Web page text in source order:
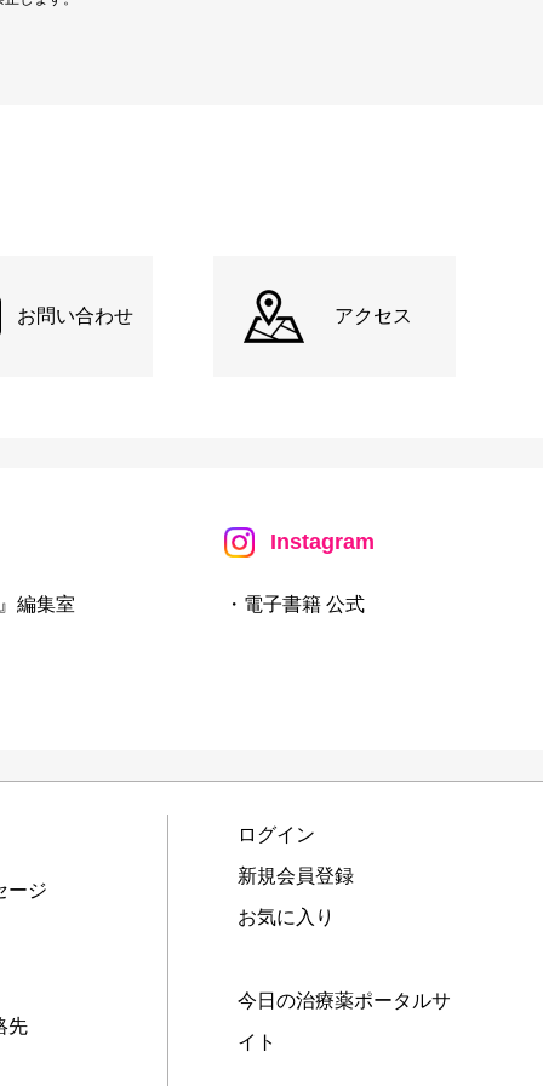
お問い合わせ アクセス
編集室
Instagram
・電子書籍 公式
ージ
先
ログイン
新規会員登録
お気に入り
今日の治療薬ポータルサ
イト